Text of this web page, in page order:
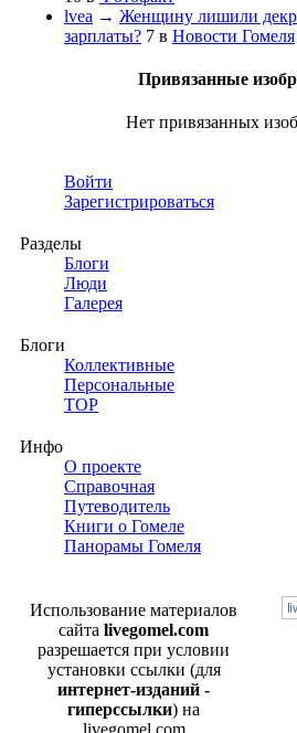
lvea → Женщину лишили
зарплаты? 7 в Новости Гомеля
Привязанные
Нет привязанных
Войти
Зарегистрироваться
Разделы
Блоги
Люди
Галерея
Блоги
Коллективные
Персональные
TOP
Инфо
О проекте
Справочная
Путеводитель
Книги о Гомеле
Панорамы Гомеля
Использование материалов
сайта livegomel.com
разрешается при условии
установки ссылки (для
интернет-изданий -
гиперссылки) на